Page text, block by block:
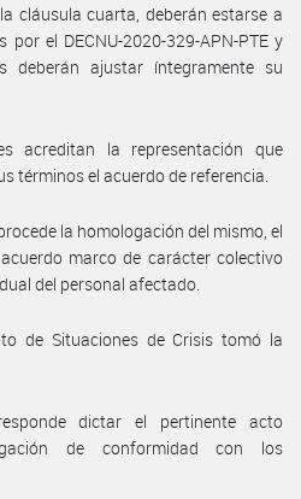
cláusula cuarta, deberán estarse a
el DECNU-2020-329-APN-PTE y
deberán ajustar íntegramente su
acreditan la representación que
términos el acuerdo de referencia.
la homologación del mismo, el
marco de carácter colectivo
del personal afectado.
de Situaciones de Crisis tomó la
dictar el pertinente acto
de conformidad con los